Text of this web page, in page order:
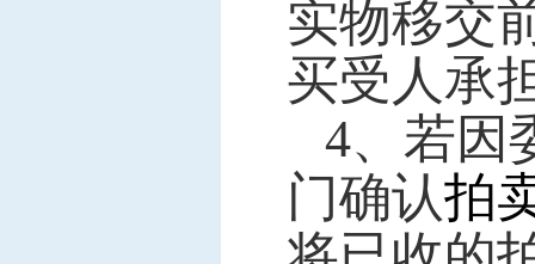
实物移交
买受人承
4、 若因
门确认拍